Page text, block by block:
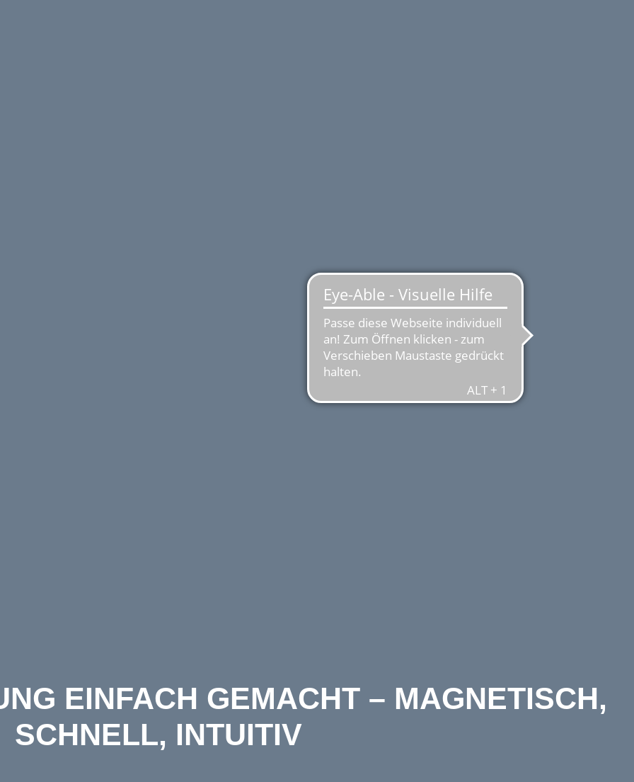
EINFACH GEMACHT – MAGNETISCH,
SCHNELL, INTUITIV